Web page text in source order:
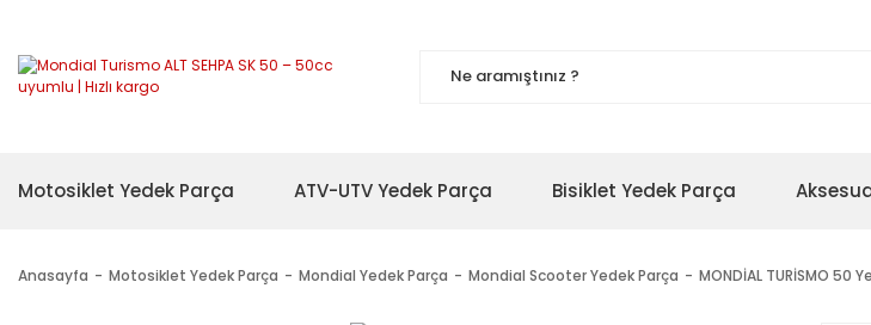
Motosiklet Yedek Parça ATV-UTV Yedek Parça Bisiklet Yedek Parça
Anasayfa Motosiklet Yedek Parça Mondial Yedek Parça Mondial Scooter Yedek Parça MONDİAL TURİSMO 50